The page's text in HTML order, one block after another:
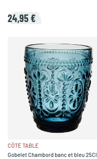
24,95 €
CÔTÉ TABLE
Gobelet Chambord banc et bleu 25Cl